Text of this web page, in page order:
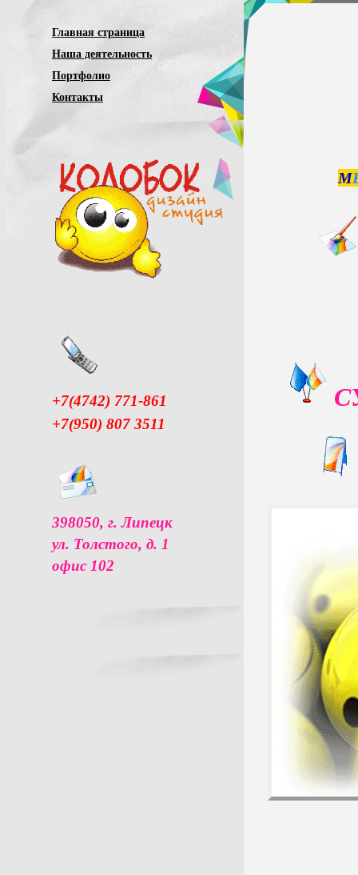
Главная страница
Наша деятельность
Портфолио
Контакты
+7(4742) 771-861
+7(950) 807 3511
398050, г. Липецк
ул. Толстого, д. 1
офис 102
М